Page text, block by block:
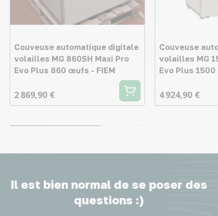
Couveuse automatique digitale
volailles MG 860SH Maxi Pro
Evo Plus 860 œufs - FIEM
2 869,90 €
Couveuse
volailles MG
Evo Plus
4 924,90 €
Il est bien normal de se poser des
questions :)